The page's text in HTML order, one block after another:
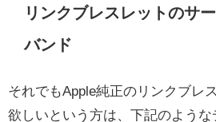
リンクブレスレットのサ
バンド
それでもApple純正のリンクブレ
欲しいという方は、下記のよう